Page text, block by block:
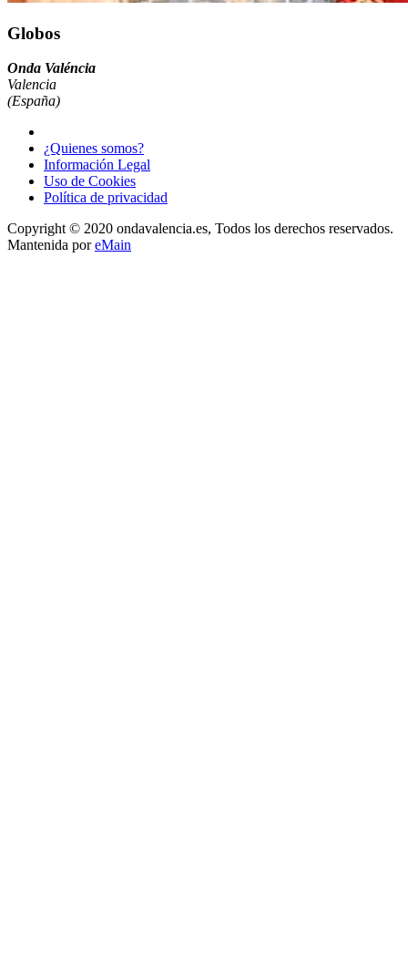
Globos
Onda Valéncia
Valencia
(España)
¿Quienes somos?
Información Legal
Uso de Cookies
Política de privacidad
Copyright © 2020 ondavalencia.es, Todos los derechos reservados.
Mantenida poreMain